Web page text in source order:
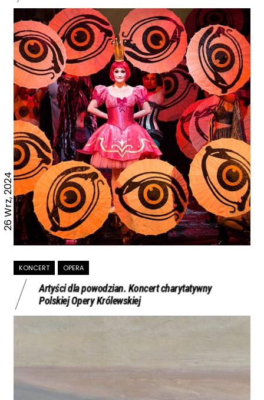
26 Wrz, 2024
KONCERT OPERA
Artyści dla powodzian. Koncert charytatywny
Polskiej Opery Królewskiej